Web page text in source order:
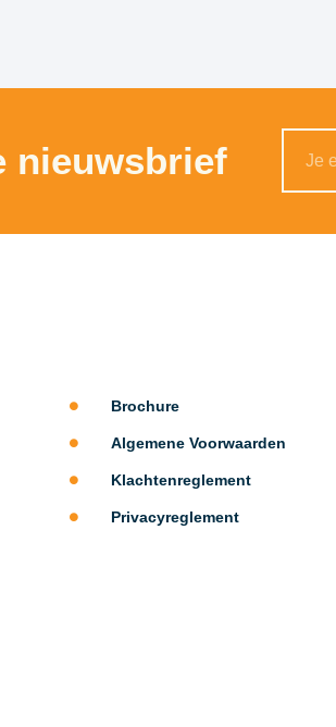
nieuwsbrief
Brochure
Algemene Voorwaarden
Klachtenreglement
Privacyreglement